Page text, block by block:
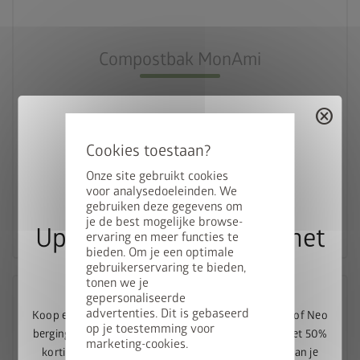
Onze site gebruikt cookies
voor analysedoeleinden. We
gebruiken deze gegevens om
je de best mogelijke browse-
ervaring en meer functies te
bieden. Om je een optimale
gebruikerservaring te bieden,
tonen we je
gepersonaliseerde
advertenties. Dit is gebaseerd
op je toestemming voor
marketing-cookies.
Compostbak MonAmi
€ 899,00
Naar het product
deployed_code
cancel
Upgrade Deal: 50% op het
bodemframe
Koop een Europa, Panorama, HighLine, AvantGarde of Neo
berging en ontvang het bijpassende bodemframe met 50%
korting. Voeg de berging en het bodemframe toe aan je